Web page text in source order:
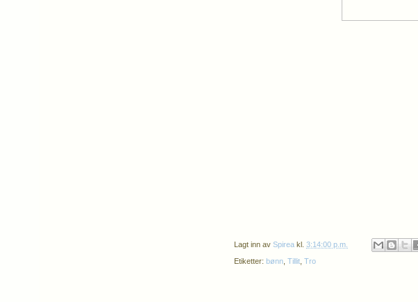
Lagt inn av Spirea kl. 3:14:00 p.m.
Etiketter: bønn Tillit Tro